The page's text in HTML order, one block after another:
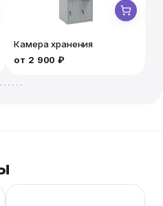
Камера хранения
от 2 900 ₽